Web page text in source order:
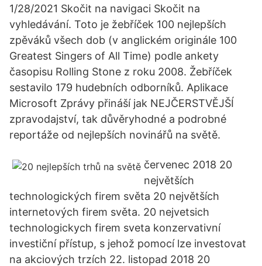
1/28/2021 Skočit na navigaci Skočit na
vyhledávání. Toto je žebříček 100 nejlepších
zpěváků všech dob (v anglickém originále 100
Greatest Singers of All Time) podle ankety
časopisu Rolling Stone z roku 2008. Žebříček
sestavilo 179 hudebních odborníků. Aplikace
Microsoft Zprávy přináší jak NEJČERSTVĚJŠÍ
zpravodajství, tak důvěryhodné a podrobné
reportáže od nejlepších novinářů na světě.
červenec 2018 20
největších
technologických firem světa 20 největších
internetových firem světa. 20 nejvetsich
technologickych firem sveta konzervativní
investiční přístup, s jehož pomocí lze investovat
na akciových trzích 22. listopad 2018 20